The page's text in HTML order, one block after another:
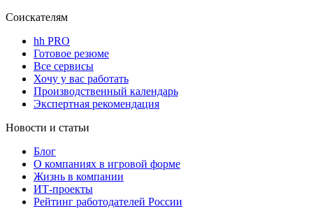
Соискателям
hh PRO
Готовое резюме
Все сервисы
Хочу у вас работать
Производственный календарь
Экспертная рекомендация
Новости и статьи
Блог
О компаниях в игровой форме
Жизнь в компании
ИТ-проекты
Рейтинг работодателей России